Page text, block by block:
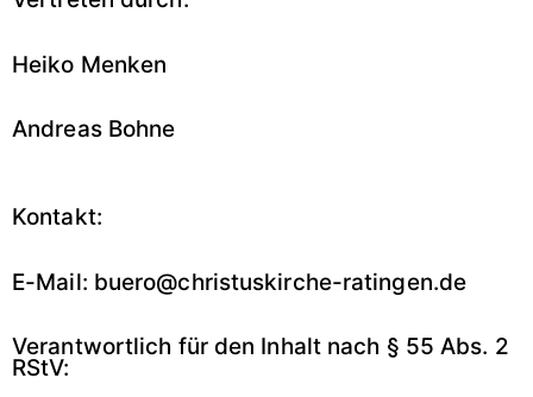
Heiko Menken
Andreas Bohne
Kontakt:
E-Mail: buero@christuskirche-ratingen.de
Verantwortlich für den Inhalt nach § 55 Abs. 2
RStV: